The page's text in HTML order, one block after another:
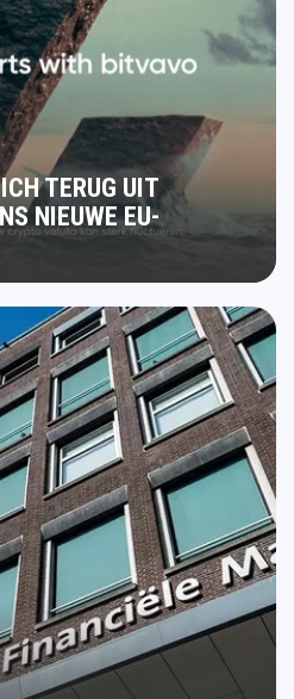
TERUG UIT
NIEUWE EU-